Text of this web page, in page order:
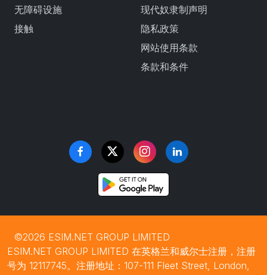
无障碍设施
接触
现代奴隶制声明
隐私政策
网站使用条款
条款和条件
©2026 ESIM.NET GROUP LIMITED
ESIM.NET GROUP LIMITED 在英格兰和威尔士注册，注册
号为 12117745。注册地址：107-111 Fleet Street, London,